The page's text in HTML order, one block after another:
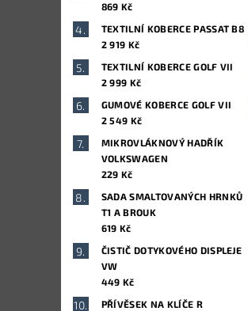
869 Kč
TEXTILNÍ KOBERCE PASSAT B8
2 919 Kč
TEXTILNÍ KOBERCE GOLF VII
2 999 Kč
GUMOVÉ KOBERCE GOLF VII
2 549 Kč
MIKROVLÁKNOVÝ HADŘÍK
VOLKSWAGEN
229 Kč
SADA SMALTOVANÝCH HRNKŮ
T1 A BROUK
619 Kč
ČISTIČ DOTYKOVÉHO DISPLEJE
VW
449 Kč
PŘÍVĚSEK NA KLÍČE R